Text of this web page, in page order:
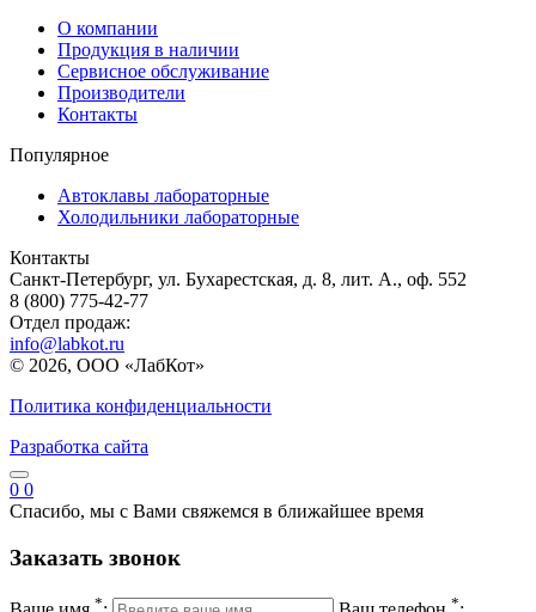
О компании
Продукция в наличии
Сервисное обслуживание
Производители
Контакты
Популярное
Автоклавы лабораторные
Холодильники лабораторные
Контакты
Санкт-Петербург, ул. Бухарестская, д. 8, лит. А., оф. 552
8 (800) 775-42-77
Отдел продаж:
info@labkot.ru
© 2026, ООО «ЛабКот»
Политика конфиденциальности
Разработка сайта
0 0
Спасибо, мы с Вами свяжемся в ближайшее время
Заказать звонок
* *